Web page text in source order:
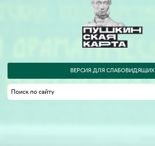
ВЕРСИЯ ДЛЯ СЛАБОВИДЯЩИХ